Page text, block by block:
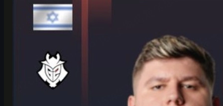
HeavyGod Röportajı: G2, Cologne Major ve CS Skins
Ekonomisi
HeavyGod, G2’nin IEM Cologne Major 2026 yolculuğunu, LANXESS
sahnesine hazırlığını, takım rutinlerini ve CS2 skins ekonomisini
Haziran 17, 2026